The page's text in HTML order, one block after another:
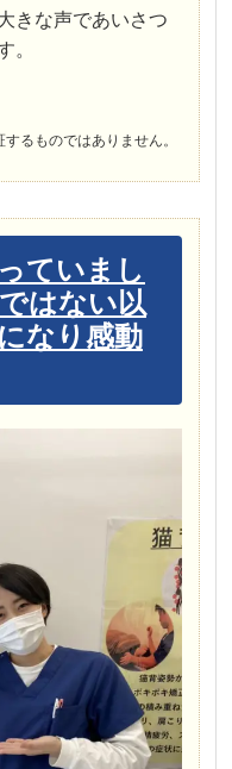
きな声であいさつ
。
るものではありません。
ていまし
はない以
なり感動